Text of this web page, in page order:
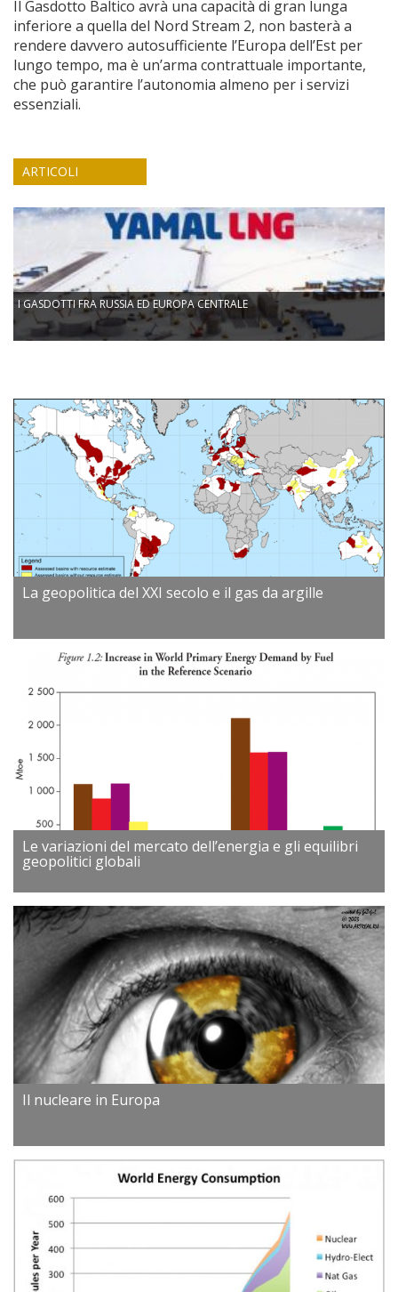
Il Gasdotto Baltico avrà una capacità di gran lunga
inferiore a quella del Nord Stream 2, non basterà a
rendere davvero autosufficiente l’Europa dell’Est per
lungo tempo, ma è un’arma contrattuale importante,
che può garantire l’autonomia almeno per i servizi
essenziali.
ARTICOLI
I GASDOTTI FRA RUSSIA ED EUROPA CENTRALE
La geopolitica del XXI secolo e il gas da argille
Le variazioni del mercato dell’energia e gli equilibri
geopolitici globali
Il nucleare in Europa